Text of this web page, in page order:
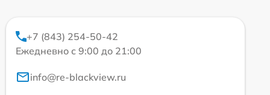
+7 (843) 254-50-42
Ежедневно с 9:00 до 21:00
info@re-blackview.ru